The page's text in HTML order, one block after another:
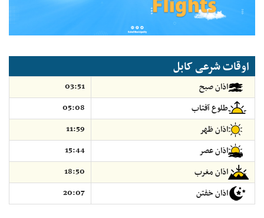
اوقات شرعی کابل
اذان صبح
03:51
طلوع آفتاب
05:08
اذان ظهر
11:59
اذان عصر
15:44
اذان مغرب
18:50
اذان خفتن
20:07